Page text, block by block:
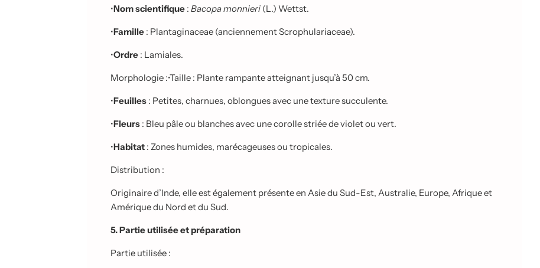
•Nom scientifique :Bacopa monnieri (L.) Wettst.
•Famille : Plantaginaceae (anciennement Scrophulariaceae).
•Ordre : Lamiales.
Morphologie :•Taille : Plante rampante atteignant jusqu’à 50 cm.
•Feuilles : Petites, charnues, oblongues avec une texture succulente.
•Fleurs : Bleu pâle ou blanches avec une corolle striée de violet ou vert.
•Habitat : Zones humides, marécageuses ou tropicales.
Distribution :
Originaire d’Inde, elle est également présente en Asie du Sud-Est, Australie, Europe, Afrique et
Amérique du Nord et du Sud.
5. Partie utilisée et préparation
Partie utilisée :